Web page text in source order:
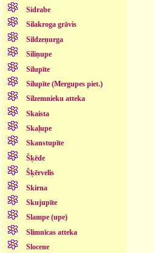
Sidrabe
Silakroga grāvis
Sildzeņurga
Siliņupe
Silupīte
Silupīte (Mergupes piet.)
Silzemnieku atteka
Skaista
Skaļupe
Skanstupīte
Šķēde
Šķērvelis
Skirna
Skujupīte
Slampe (upe)
Slimnīcas atteka
Slocene